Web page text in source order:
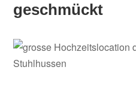
geschmückt